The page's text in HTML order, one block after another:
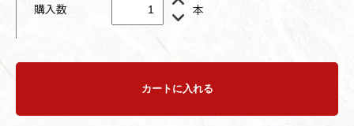
購入数 本
カートに入れる